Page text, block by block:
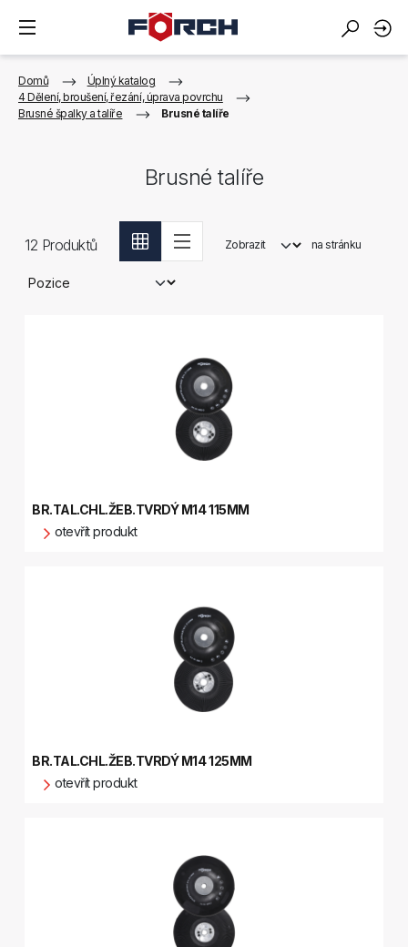
Domů
Úplný katalog
4 Dělení, broušení, řezání, úprava povrchu
Brusné špalky a talíře
Brusné talíře
Brusné talíře
12 Produktů Zobrazit na stránku
BR.TAL.CHL.ŽEB.TVRDÝ M14 115MM
otevřít produkt
BR.TAL.CHL.ŽEB.TVRDÝ M14 125MM
otevřít produkt